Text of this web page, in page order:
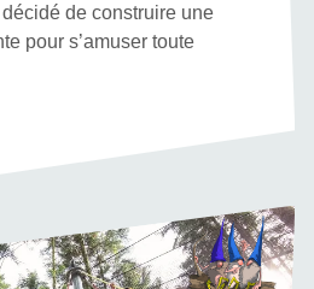
de construire une
pour s’amuser toute